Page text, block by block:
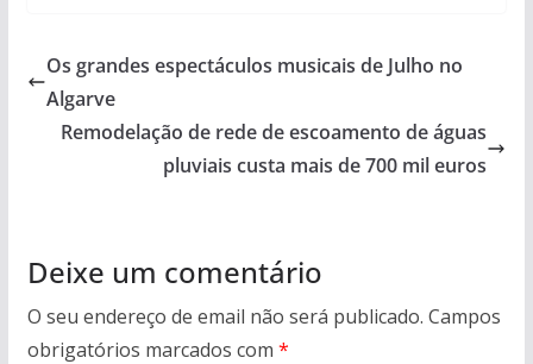
Os grandes espectáculos musicais de Julho no
Algarve
Remodelação de rede de escoamento de águas
pluviais custa mais de 700 mil euros
Deixe um comentário
O seu endereço de email não será publicado. Campos
obrigatórios marcados com *